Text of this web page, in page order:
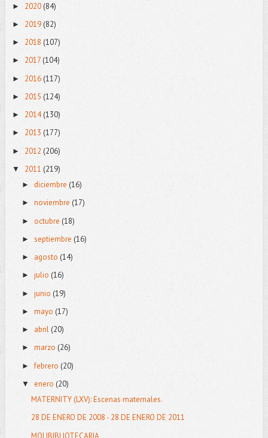
► 2020(84)
► 2019(82)
► 2018 (107)
► 2017 (104)
► 2016(117)
► 2015 (124)
► 2014(130)
► 2013 (177)
► 2012 (206)
▼ 2011 (219)
► diciembre (16)
► noviembre (17)
► octubre (18)
► septiembre (16)
► agosto (14)
► julio (16)
► junio (19)
► mayo (17)
► abril (20)
► marzo (26)
►febrero (20)
▼ enero (20)
MATERNITY (LXV): Escenas maternales.
28 DE ENERO DE 2008 - 28 DE ENERO DE 2011
MOLIBIBLIOTECARIA